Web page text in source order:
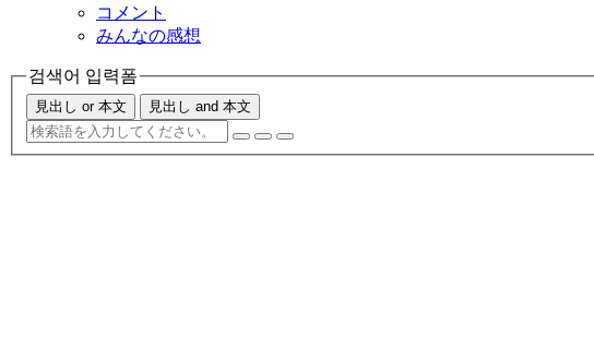
コメント
みんなの感想
검색어 입력폼
見出し or 本文 見出し and 本文